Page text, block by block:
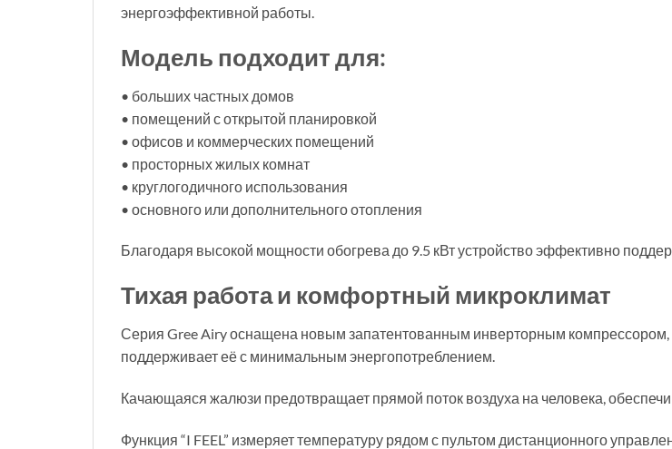
энергоэффективной работы.
Модель подходит для:
• больших частных домов
• помещений с открытой планировкой
• офисов и коммерческих помещений
• просторных жилых комнат
• круглогодичного использования
• основного или дополнительного отопления
Благодаря высокой мощности обогрева до 9.5 кВт устройство эффективно
Тихая работа и комфортный микроклимат
Серия Gree Airy оснащена новым запатентованным инверторным компрессором,
поддерживает её с минимальным энергопотреблением.
Качающаяся жалюзи предотвращает прямой поток воздуха на человека,
Функция “I FEEL” измеряет температуру рядом с пультом дистанционного